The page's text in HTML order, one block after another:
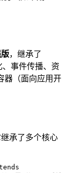
，继承了
、事件传播、资
器（面向应用开
承了多个核心